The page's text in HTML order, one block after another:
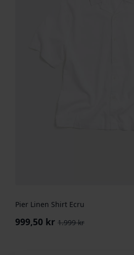
Pier Linen Shirt Ecru
1.999kr
Opprinnelig
999,50 kr
Nåværende